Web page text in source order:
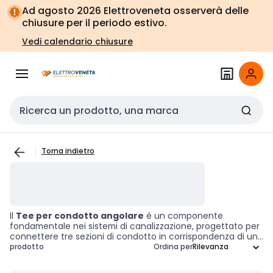
Vai alla
navigazione
Vai
alla
pagina
Ad agosto 2026 Elettroveneta osserverà delle
chiusure per il periodo estivo.
Vedi calendario chiusure
Cerca input
Torna indietro
Il Tee per condotto angolare è un componente
fondamentale nei sistemi di canalizzazione, progettato per
connettere tre sezioni di condotto in corrispondenza di un
angolo. Grazie a questo accessorio, è possibile effettuare
prodotto Ordina per